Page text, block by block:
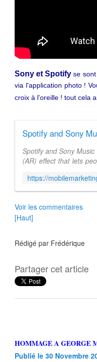
Sony et Spotify se
via l'application photo !
croix à l'oreille ! tout cela
Spotify and Sony
(AR) effect that lets
Voir les commentaires
[Haut]
Rédigé par Frédérique
Partager cet article
HOMMAGE A
Publié le 30 Novembre